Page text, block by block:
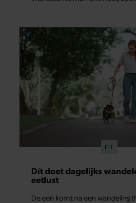
FIT
Dít doet dagelijks
eetlust
De een komt na een wandeling